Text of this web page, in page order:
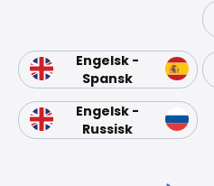
Engelsk -
Spansk
Engelsk -
Russisk